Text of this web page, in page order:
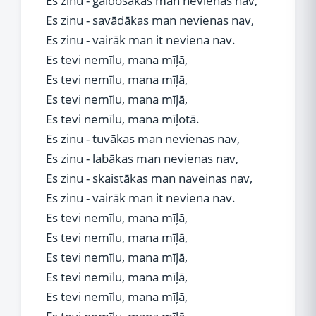
Es zinu - savādākas man nevienas nav,
Es zinu - vairāk man it neviena nav.
Es tevi nemīlu, mana mīļā,
Es tevi nemīlu, mana mīļā,
Es tevi nemīlu, mana mīļā,
Es tevi nemīlu, mana mīļotā.
Es zinu - tuvākas man nevienas nav,
Es zinu - labākas man nevienas nav,
Es zinu - skaistākas man naveinas nav,
Es zinu - vairāk man it neviena nav.
Es tevi nemīlu, mana mīļā,
Es tevi nemīlu, mana mīļā,
Es tevi nemīlu, mana mīļā,
Es tevi nemīlu, mana mīļā,
Es tevi nemīlu, mana mīļā,